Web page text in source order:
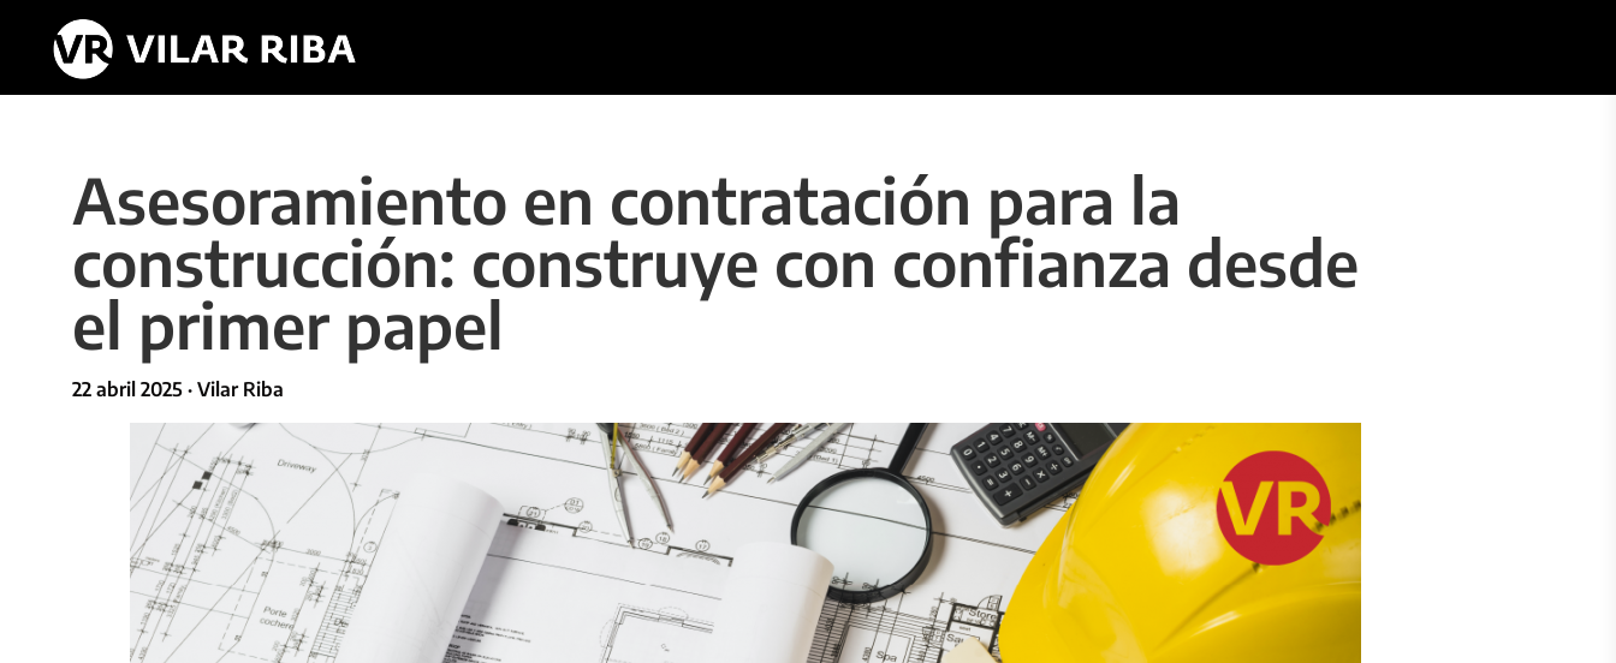
Asesoramiento en contratación para la
construcción: construye con confianza desde
el primer papel
22 abril 2025 · Vilar Riba